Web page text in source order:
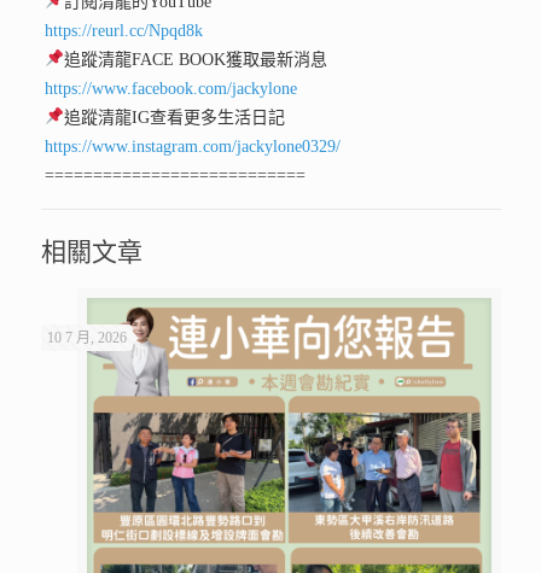
https://reurl.cc/Npqd8k
追蹤清龍FACE BOOK獲取最新消息
https://www.facebook.com/jackylone
追蹤清龍IG查看更多生活日記
https://www.instagram.com/jackylone0329/
===========================
相關文章
10 7 月, 2026